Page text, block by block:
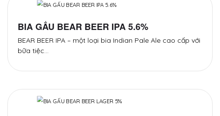
BIA GẤU BEAR BEER IPA 5.6%
BEAR BEER IPA – một loại bia Indian Pale Ale cao cấp với
bữa tiệc…